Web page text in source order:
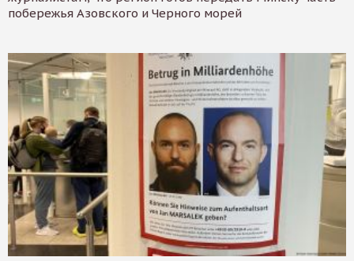
побережья Азовского и Черного морей